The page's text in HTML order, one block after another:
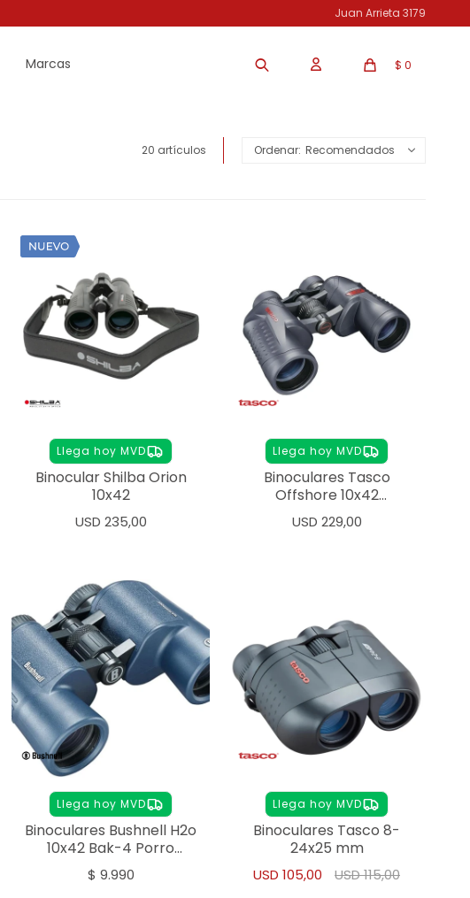
Marcas $ 0
Juan Arrieta 3179
20 artículos Recomendados
Llega hoy MVD
Binocular Shilba Orion
10x42
USD 235,00
Llega hoy MVD
Binoculares Tasco
Offshore 10x42
Impermeables
Antigolpes
USD 229,00
Llega hoy MVD
Binoculares Bushnell H2o
10x42 Bak-4 Porro
Waterproof
$ 9.990
Llega hoy MVD
Binoculares Tasco 8-
24x25 mm
USD 105,00 USD115,00